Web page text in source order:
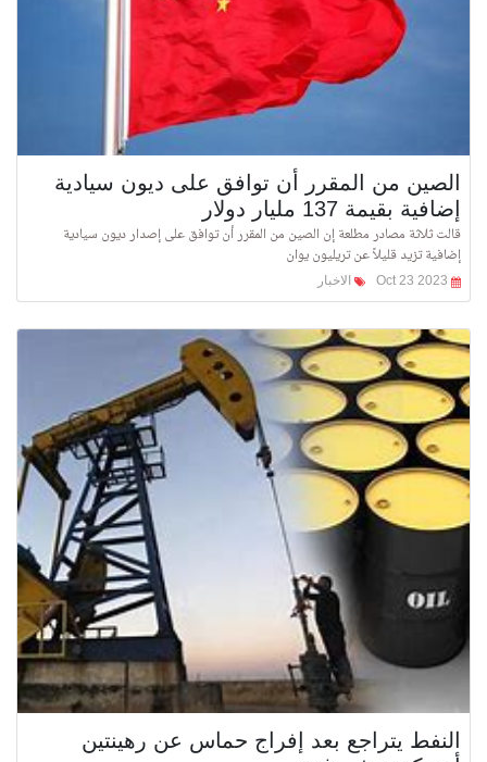
الصين من المقرر أن توافق على ديون سيادية
إضافية بقيمة 137 مليار دولار
قالت ثلاثة مصادر مطلعة إن الصين من المقرر أن توافق على إصدار ديون سيادية
إضافية تزيد قليلاً عن تريليون يوان
الاخبار
النفط يتراجع بعد إفراج حماس عن رهينتين